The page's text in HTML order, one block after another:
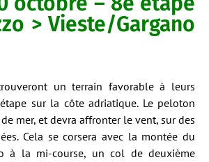
> Vieste/Gargano
un terrain favorable à leurs
sur la côte adriatique. Le peloton
mer, et devra affronter le vent, sur des
Cela se corsera avec la montée du
à la mi-course, un col de deuxième